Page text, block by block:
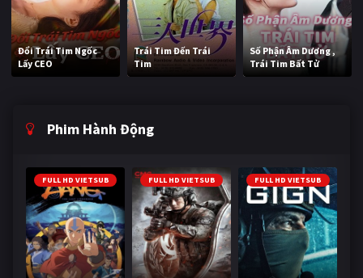
Đổi Trái Tim Ngốc
Lấy CEO
Trái Tim Đến Trái
Tim
Số Phận Âm Dương ,
Trái Tim Bất Tử
Phim Hành Động
FULL HD VIETSUB FULL HD VIETSUB FULL HD VIETSUB